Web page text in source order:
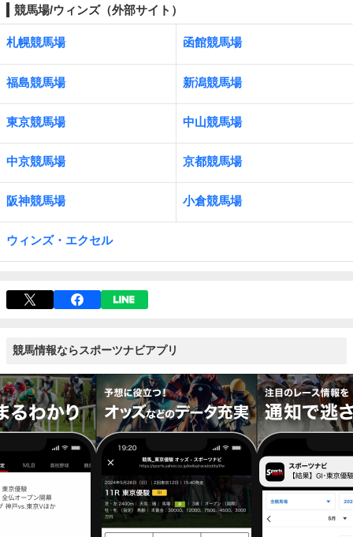
競馬場/ウィンズ（外部サイト）
札幌競馬場 函館競馬場
福島競馬場 新潟競馬場
東京競馬場 中山競馬場
中京競馬場 京都競馬場
阪神競馬場 小倉競馬場
ウィンズ・エクセル
競馬情報ならスポーツナビアプリ